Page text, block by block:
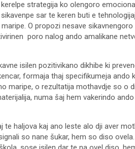
strategija ko olengoro
sar te keren buti e
O propozi nesave sikavnengoro
poro nalog ando amalikane
isilen pozitivikano dikhibe ki
formaja thaj specifikumeja ando
maripe, o rezultatija mothavdje so o
numa šaj hem vakerindo
haljova kaj ano leste alo dji aver
so nane šukar, hem so diso